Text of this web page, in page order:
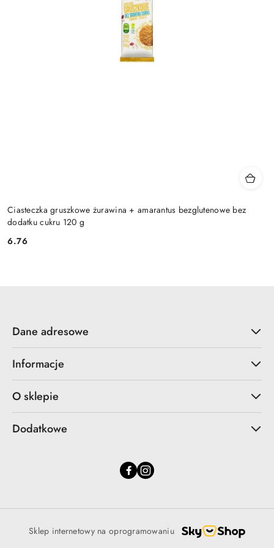
Ciasteczka gruszkowe żurawina + amarantus bezglutenowe bez
dodatku cukru 120 g
Cena:
6.76
Dane adresowe
Informacje
O sklepie
Dodatkowe
Sklep internetowy na oprogramowaniu